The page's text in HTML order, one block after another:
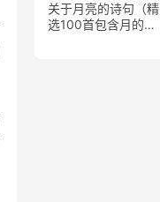
关于月亮的诗句（精
选100首包含月的古